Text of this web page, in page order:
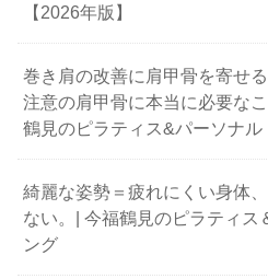
【2026年版】
巻き肩の改善に肩甲骨を寄せ
注意の肩甲骨に本当に必要な
鶴見のピラティス&パーソナ
綺麗な姿勢＝疲れにくい身体
ない。| 今福鶴見のピラティス
ング